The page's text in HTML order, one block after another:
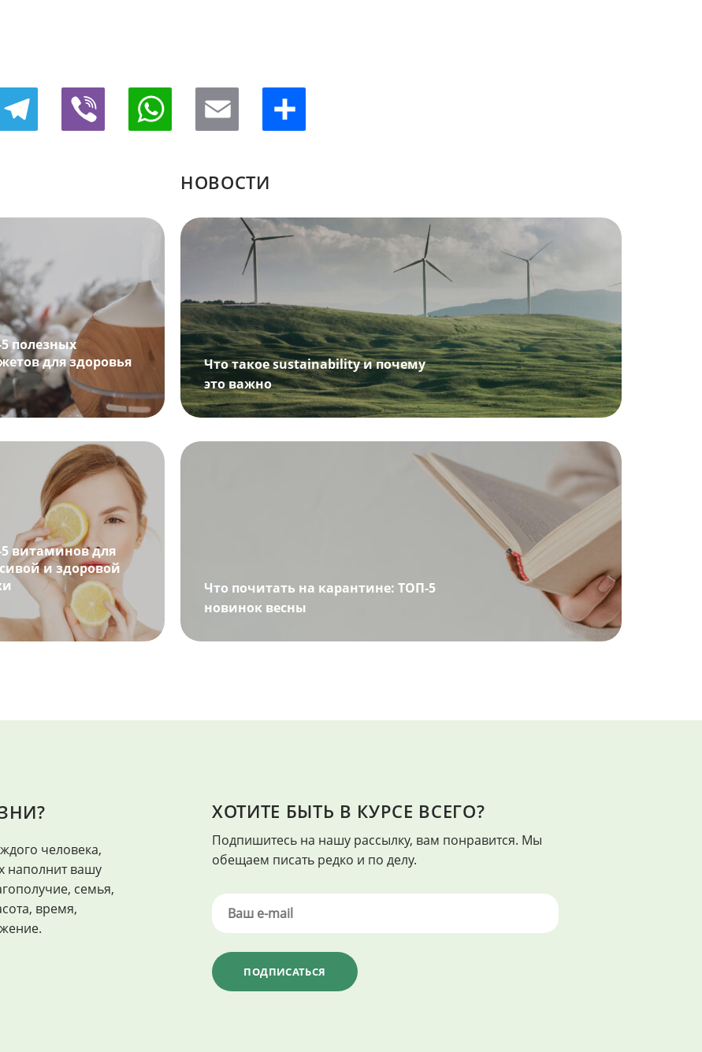
полезных
для здоровья
5 витаминов для
и здоровой
НОВОСТИ
Что такое sustainability и почему
это важно
Что почитать на карантине: ТОП-5
новинок весны
человека,
наполнит вашу
семья,
время,
ЗДОРОВЬЕ
"Здоровье - это когда каждый день лучший", - Франклин Адамс
ХОТИТЕ БЫТЬ В КУРСЕ ВСЕГО?
Подпишитесь на нашу рассылку, вам понравится. Мы
обещаем писать редко и по делу.